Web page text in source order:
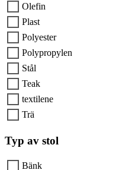
Olefin
Plast
Polyester
Polypropylen
Stål
Teak
textilene
Trä
Typ av stol
Bänk